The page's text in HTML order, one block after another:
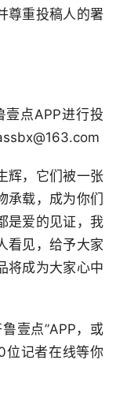
尊重投稿人的署
壹点APP进行投
辉，它们被一张
承载，成为你们
是爱的见证，我
看见，给予大家
将成为大家心中
壹点”APP，或
位记者在线等你